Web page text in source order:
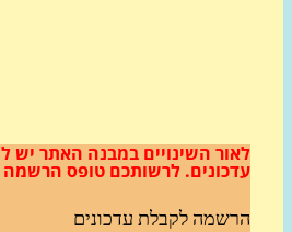
השינויים במבנה האתריש להרשם
לרשותכם טופס הרשמה קצר:
לקבלת עדכונים